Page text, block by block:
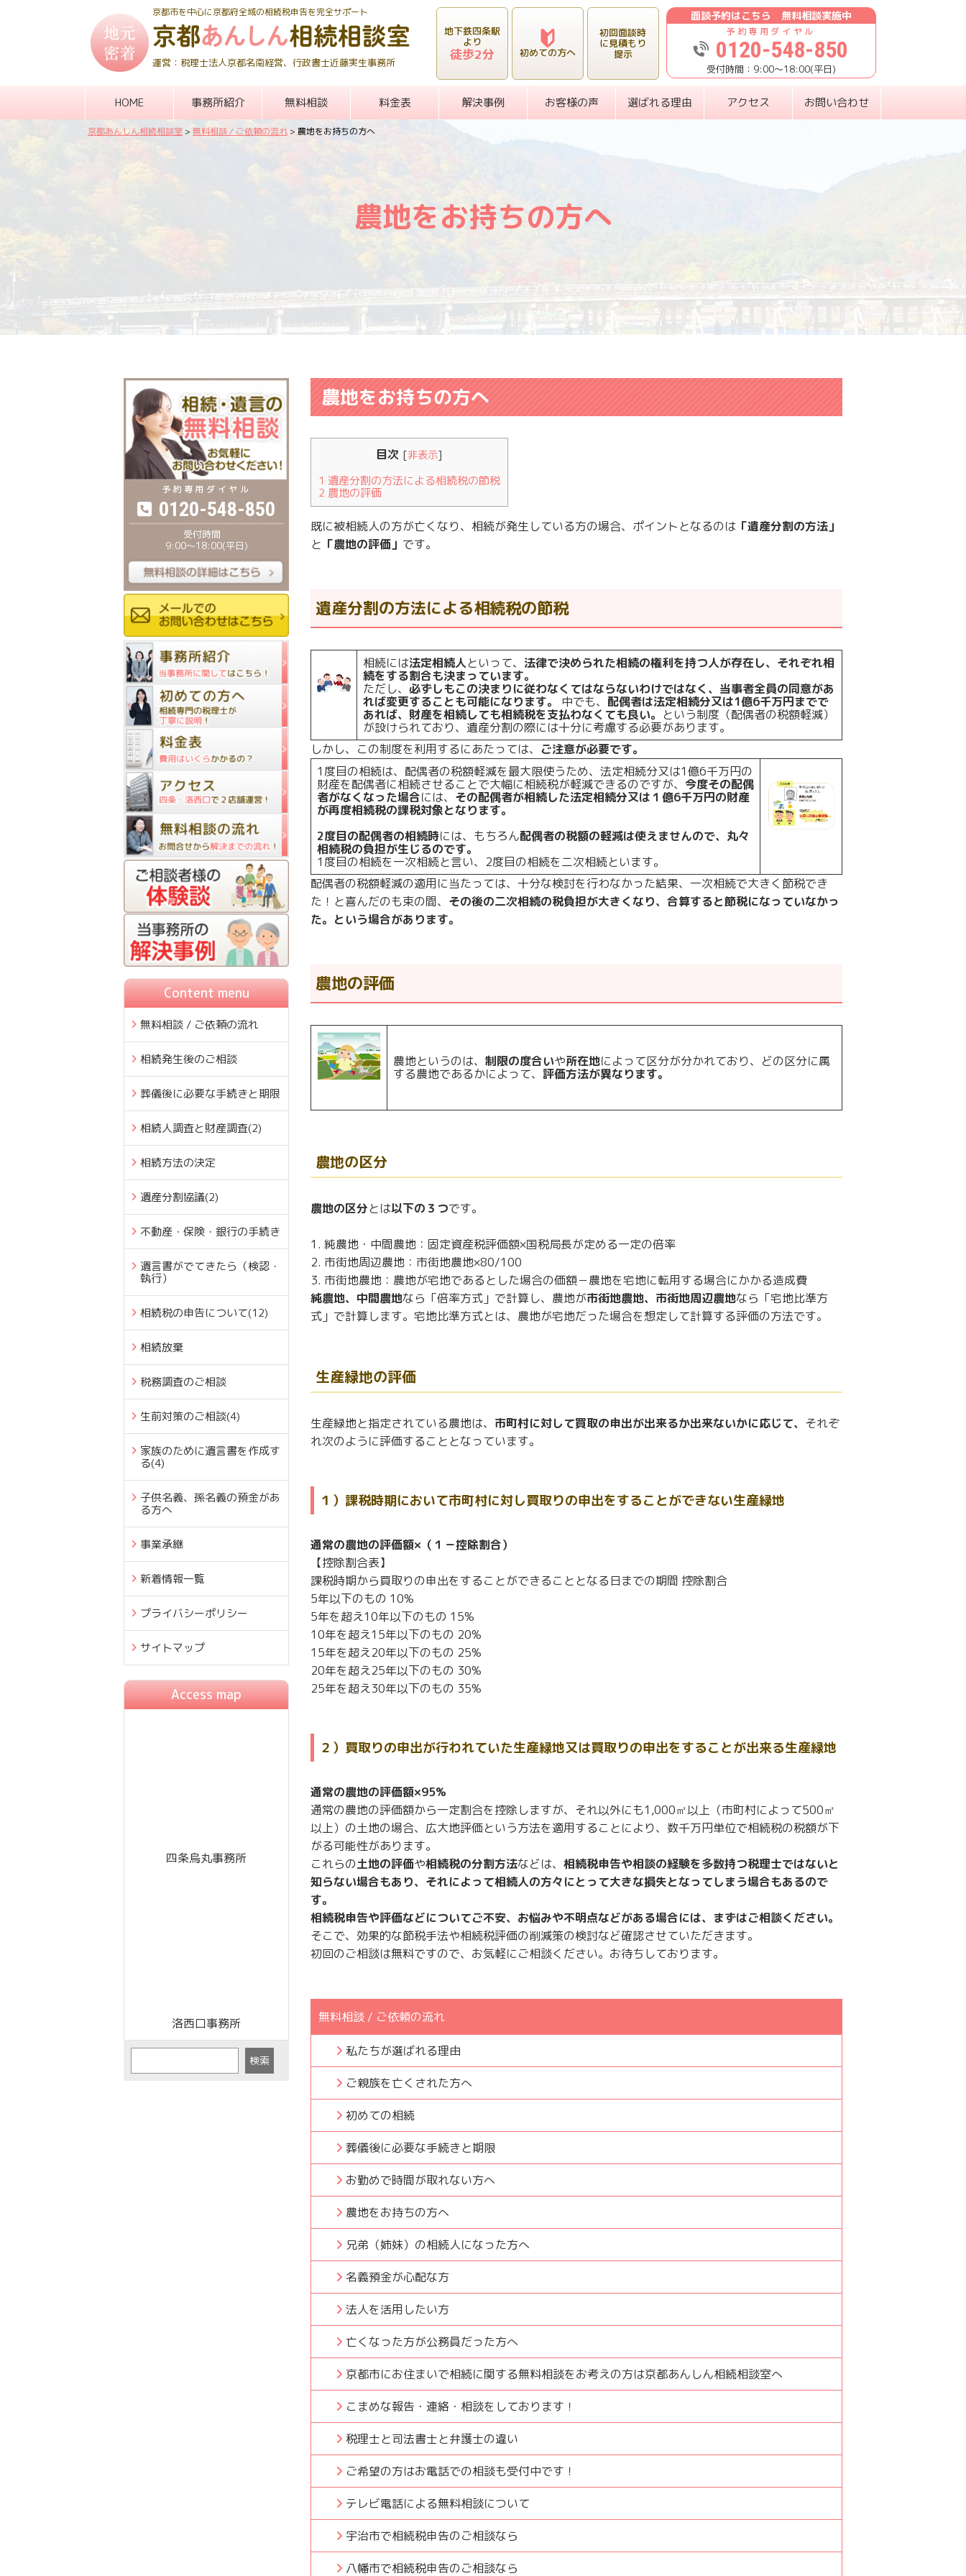
京都市を中心に京都府全域の相続税申告を完全サポート
運営：税理士法人京都名南経営、行政書士近藤実生事務所
地下鉄四条駅
より
徒歩2分 初めての方へ
初回面談時
に見積もり
提示
面談予約はこちら 無料相談実施中
0120-548-850
9:00〜18:00(平日)
HOME 事務所紹介 無料相談 料金表 解決事例 お客様の声 選ばれる理由 アクセス お問い合わせ
京都あんしん相続相談室 > 無料相談 / ご依頼の流れ> 農地をお持ちの方へ
農地をお持ちの方へ
農地をお持ちの方へ
目次 [非表示]
1 遺産分割の方法による相続税の節税
2 農地の評価
既に被相続人の方が亡くなり、相続が発生している方の場合、ポイントとなるのは 「遺産分割の方法」
と 「農地の評価」 です。
遺産分割の方法による相続税の節税
相続には法定相続人といって、 法律で決められた相続の権利を持つ人が存在し、それぞれ相
続をする割合も決まっています。
ただし、 必ずしもこの決まりに従わなくてはならないわけではなく、当事者全員の同意があ
れば変更することも可能になります。
中でも、 配偶者は法定相続分又は1億6千万円までで
あれば、財産を相続しても相続税を支払わなくても良い。 という制度（配偶者の税額軽減）
が設けられており、遺産分割の際には十分に考慮する必要があります。
しかし、この制度を利用するにあたっては、 ご注意が必要です。
1度目の相続は、配偶者の税額軽減を最大限使うため、法定相続分又は1億6千万円の
財産を配偶者に相続させることで大幅に相続税が軽減できるのですが、 今度その配偶
者がなくなった場合には、 その配偶者が相続した法定相続分又は１億6千万円の財産
が再度相続税の課税対象となります。
2度目の配偶者の相続時には、もちろん配偶者の税額の軽減は使えませんので、丸々
相続税の負担が生じるのです。
1度目の相続を一次相続と言い、2度目の相続を二次相続といます。
配偶者の税額軽減の適用に当たっては、十分な検討を行わなかった結果、一次相続で大きく節税でき
た！と喜んだのも束の間、 その後の二次相続の税負担が大きくなり、合算すると節税になっていなかっ
た。という場合があります。
農地の評価
農地というのは、 制限の度合いや所在地によって区分が分かれており、どの区分に属
する農地であるかによって、 評価方法が異なります。
農地の区分
農地の区分とは以下の３つです。
1. 純農地・中間農地：固定資産税評価額×国税局長が定める一定の倍率
2. 市街地周辺農地：市街地農地×80/100
3. 市街地農地：農地が宅地であるとした場合の価額－農地を宅地に転用する場合にかかる造成費
純農地、中間農地なら「倍率方式」で計算し、農地が市街地農地、市街地周辺農地なら「宅地比準方
式」で計算します。宅地比準方式とは、農地が宅地だった場合を想定して計算する評価の方法です。
生産緑地の評価
生産緑地と指定されている農地は、 市町村に対して買取の申出が出来るか出来ないかに応じて、 それぞ
れ次のように評価することとなっています。
１）課税時期において市町村に対し買取りの申出をすることができない生産緑地
通常の農地の評価額×（１－控除割合）
【控除割合表】
課税時期から買取りの申出をすることができることとなる日までの期間 控除割合
5年以下のもの 10%
5年を超え10年以下のもの 15%
10年を超え15年以下のもの 20%
15年を超え20年以下のもの 25%
20年を超え25年以下のもの 30%
25年を超え30年以下のもの 35%
２）買取りの申出が行われていた生産緑地又は買取りの申出をすることが出来る生産緑地
通常の農地の評価額×95%
通常の農地の評価額から一定割合を控除しますが、それ以外にも1,000㎡以上（市町村によって500㎡
以上）の土地の場合、広大地評価という方法を適用することにより、数千万円単位で相続税の税額が下
がる可能性があります。
これらの土地の評価や相続税の分割方法などは、 相続税申告や相談の経験を多数持つ税理士ではないと
知らない場合もあり、それによって相続人の方々にとって大きな損失となってしまう場合もあるので
す。
相続税申告や評価などについてご不安、お悩みや不明点などがある場合には、まずはご相談ください。
そこで、効果的な節税手法や相続税評価の削減策の検討など確認させていただきます。
初回のご相談は無料ですので、お気軽にご相談ください。お待ちしております。
無料相談 / ご依頼の流れ
私たちが選ばれる理由
ご親族を亡くされた方へ
初めての相続
葬儀後に必要な手続きと期限
お勤めで時間が取れない方へ
農地をお持ちの方へ
兄弟（姉妹）の相続人になった方へ
名義預金が心配な方
法人を活用したい方
亡くなった方が公務員だった方へ
京都市にお住まいで相続に関する無料相談をお考えの方は京都あんしん相続相談室へ
こまめな報告・連絡・相談をしております！
税理士と司法書士と弁護士の違い
ご希望の方はお電話での相談も受付中です！
テレビ電話による無料相談について
宇治市で相続税申告のご相談なら
八幡市で相続税申告のご相談なら
0120-548-850
9:00〜18:00(平日)
Content menu
無料相談 / ご依頼の流れ
相続発生後のご相談
葬儀後に必要な手続きと期限
相続人調査と財産調査(2)
相続方法の決定
遺産分割協議(2)
不動産・保険・銀行の手続き
遺言書がでてきたら（検認・
執行）
相続税の申告について(12)
相続放棄
税務調査のご相談
生前対策のご相談(4)
家族のために遺言書を作成す
る(4)
子供名義、孫名義の預金があ
る方へ
事業承継
新着情報一覧
プライバシーポリシー
サイトマップ
Access map
四条烏丸事務所
洛西口事務所
検索